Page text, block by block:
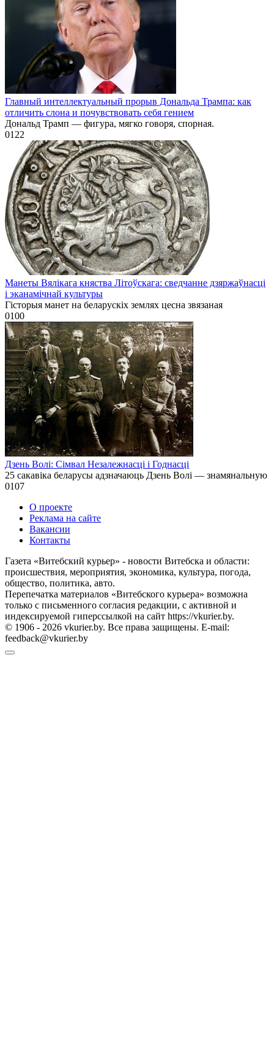
Главный интеллектуальный прорыв Дональда Трампа: как
отличить слона и почувствовать себя гением
Дональд Трамп — фигура, мягко говоря, спорная.
0122
Манеты Вялікага княства Літоўскага: сведчанне дзяржаўнасці
і эканамічнай культуры
Гісторыя манет на беларускіх землях цесна звязаная
0100
Дзень Волі: Сімвал Незалежнасці і Годнасці
25 сакавіка беларусы адзначаюць Дзень Волі — знамянальную
0107
О проекте
Реклама на сайте
Вакансии
Контакты
Газета «Витебский курьер» - новости Витебска и области:
происшествия, мероприятия, экономика, культура, погода,
общество, политика, авто.
Перепечатка материалов «Витебского курьера» возможна
только с письменного согласия редакции, с активной и
индексируемой гиперссылкой на сайт https://vkurier.by.
© 1906 - 2026 vkurier.by. Все права защищены. E-mail:
feedback@vkurier.by